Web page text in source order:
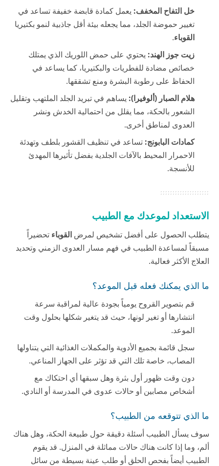
خل التفاح المخفف: يعمل كمادة قابضة خفيفة تساعد في
تغيير حموضة الجلد، مما يجعله بيئة أقل جاذبية لنمو بكتيريا
القوباء.
زيت جوز الهند: يحتوي على حمض اللوريك الذي يمتلك
خصائص مضادة للفطريات والبكتيريا، كما يساعد في
الحفاظ على رطوبة البشرة ومنع تشققها.
هلام الصبار (ألوفيرا): يساهم في تبريد الجلد الملتهب وتقليل
الشعور بالحكة، مما يقلل من احتمالية الخدش ونشر
العدوى لمناطق أخرى.
كمادات البابونج: تساعد في تنظيف القشور بلطف وتهدئة
الاحمرار المحيط بالآفات الجلدية بفضل تأثيرها المهدئ
للأنسجة.
الاستعداد لموعدك مع الطبيب
يتطلب الحصول على أفضل تشخيص لمرض القوباء تحضيراً
مسبقاً لمساعدة الطبيب في فهم مسار العدوى الزمني وتحديد
العلاج الأكثر فعالية.
ما الذي يمكنك فعله قبل الموعد؟
قم بتصوير القروح يومياً بجودة عالية لمراقبة سرعة
انتشارها أو تغير لونها، حيث قد يتغير شكلها بحلول وقت
الموعد.
سجل قائمة بجميع الأدوية والمكملات الغذائية التي يتناولها
المصاب، خاصة تلك التي قد تؤثر على الجهاز المناعي.
دون وقت ظهور أول بثرة وهل سبقها أي احتكاك مع
أشخاص مصابين أو حالات عدوى في المدرسة أو النادي.
ما الذي تتوقعه من الطبيب؟
سوف يسأل الطبيب أسئلة دقيقة حول طبيعة الحكة، وهل هناك
ألم، وما إذا كانت هناك حالات مماثلة في المنزل. قد يقوم
الطبيب أيضاً بفحص الحلق أو طلب عينة بسيطة من سائل